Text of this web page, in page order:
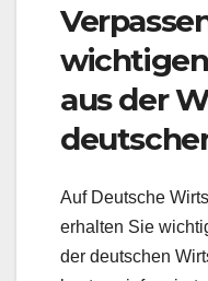
aus der
Auf Deutsche
erhalten Sie
der deutschen